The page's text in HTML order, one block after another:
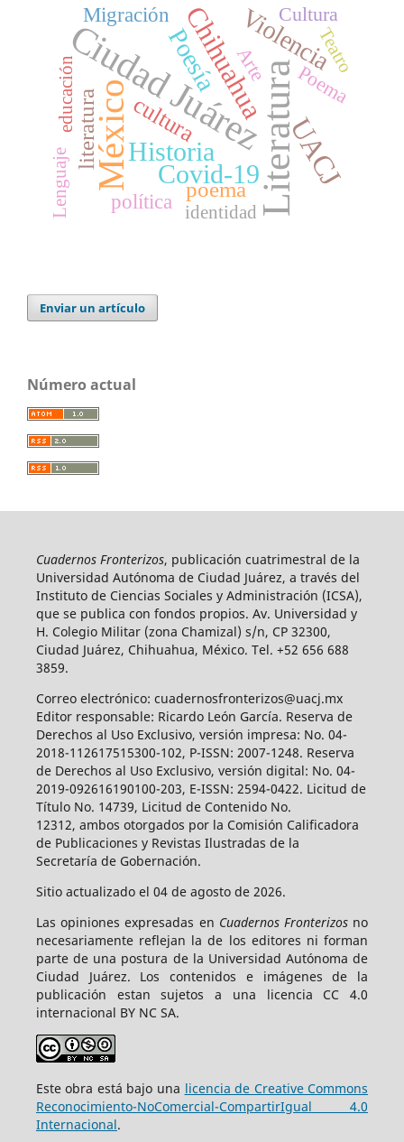
Literatura
Ciudad Juárez
México UACJ
Chihuahua
Historia
Covid-19
Poesía Violencia
cultura
poema
literatura
política
Migración Cultura
Poema
Arte Teatro
educación
identidad
Lenguaje
Enviar un artículo
Número actual
Cuadernos Fronterizos, publicación cuatrimestral de la
Universidad Autónoma de Ciudad Juárez, a través del
Instituto de Ciencias Sociales y Administración (ICSA),
que se publica con fondos propios. Av. Universidad y
H. Colegio Militar (zona Chamizal) s/n, CP 32300,
Ciudad Juárez, Chihuahua, México. Tel. +52 656 688
3859.
Correo electrónico: cuadernosfronterizos@uacj.mx
Editor responsable: Ricardo León García. Reserva de
Derechos al Uso Exclusivo, versión impresa: No. 04-
2018-112617515300-102, P-ISSN: 2007-1248. Reserva
de Derechos al Uso Exclusivo, versión digital: No. 04-
2019-092616190100-203, E-ISSN: 2594-0422. Licitud de
Título No. 14739, Licitud de Contenido No.
12312, ambos otorgados por la Comisión Calificadora
de Publicaciones y Revistas Ilustradas de la
Secretaría de Gobernación.
Sitio actualizado el 04 de agosto de 2026.
Las opiniones expresadas en Cuadernos Fronterizosno
necesariamente reflejan la de los editores ni forman
parte de una postura de la Universidad Autónoma de
Ciudad Juárez. Los contenidos e imágenes de la
publicación estan sujetos a una licencia CC 4.0
internacional BY NC SA.
Este obra está bajo una licencia de Creative Commons
Reconocimiento-NoComercial-CompartirIgual 4.0
Internacional.